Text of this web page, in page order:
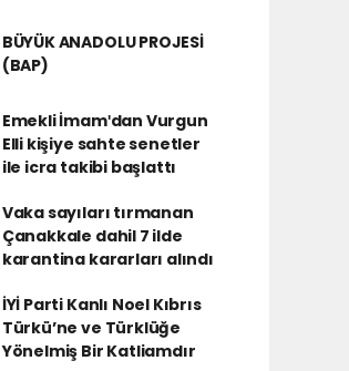
BÜYÜK ANADOLU PROJESİ
(BAP)
Emekli İmamʹdan Vurgun
Elli kişiye sahte senetler
ile icra takibi başlattı
Vaka sayıları tırmanan
Çanakkale dahil 7 ilde
karantina kararları alındı
İYİ Parti Kanlı Noel Kıbrıs
Türkü’ne ve Türklüğe
Yönelmiş Bir Katliamdır